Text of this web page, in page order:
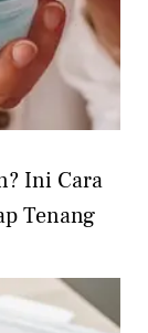
Ini Cara
Tenang